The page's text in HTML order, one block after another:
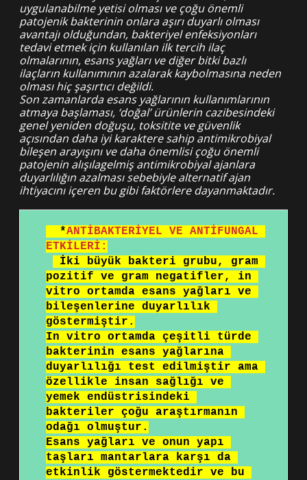
uygulanabilme yetisi olması ve çoğu önemli
patojenik bakterinin onlara aşırı duyarlı olması
avantajı olduğundan, bakteriyel enfeksiyonları
tedavi etmek için kullanılan ilk tercih ilaç
olmalarının, esans yağları ve diğer bitki bazlı
ilaçların kullanımının azalarak kaybolmasına neden
olması hiç şaşırtıcı değildi.
Son zamanlarda esans yağlarının kullanımlarının
atmaya başlaması, ‘doğal’ ürünlerin cazibesindeki
genel yeniden doğuşu, toksitite ve güvenlik
açısından daha iyi karaktere sahip antimikrobiyal
bileşen arayışını ve daha önemlisi çoğu önemli
patojenin alışılagelmiş antimikrobiyal ajanlara
duyarlılığın azalması sebebiyle alternatif ajan
ihtiyacını içeren bu gibi faktörlere dayanmaktadır.
*ANTİBAKTERİYEL VE ANTİFUNGAL
ETKİLERİ:
İki büyük bakteri grubu, gram
pozitif ve gram negatifler, in
vitro ortamda esans yağları ve
bileşenlerine duyarlılık
göstermiştir.
In vitro ortamda çeşitli türde
bakterinin esans yağlarına
duyarlılığı test edilmiştir ama
özellikle insan sağlığı ve
yemek endüstrisindeki
bakteriler çoğu araştırmanın
odağı olmuştur.
Esans yağları ve onun yapı
taşları mantarlara karşı da
etkinlik göstermektedir ve bu